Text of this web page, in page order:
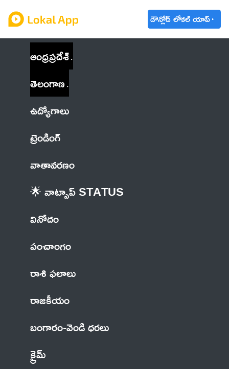
డౌన్లోడ్ లోకల్ యాప్
ఆంధ్రప్రదేశ్
తెలంగాణ
ఉద్యోగాలు
ట్రెండింగ్
వాతావరణం
🌟 వాట్సాప్ STATUS
వినోదం
పంచాంగం
రాశి ఫలాలు
రాజకీయం
బంగారం-వెండి ధరలు
క్రైమ్